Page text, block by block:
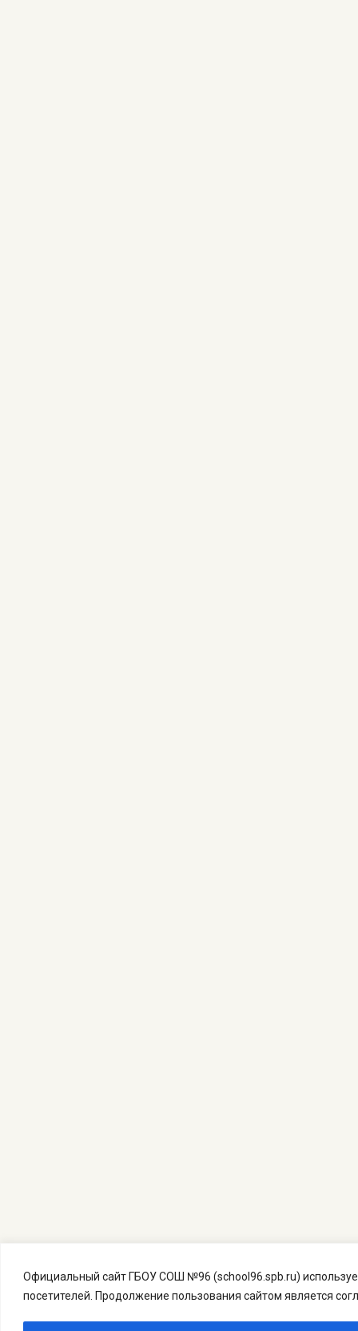
Официальный сайт ГБОУ СОШ №96 (school96.spb.ru)
посетителей. Продолжение пользования сайтом является